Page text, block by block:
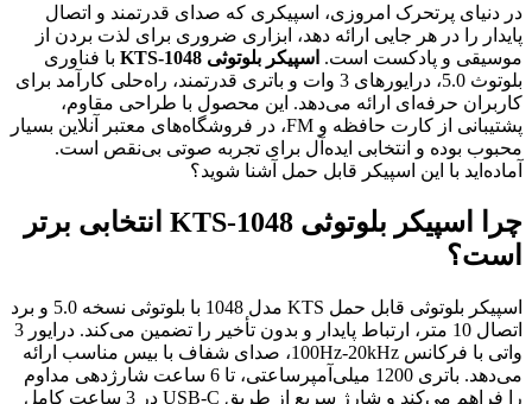
در دنیای پرتحرک امروزی، اسپیکری که صدای قدرتمند و اتصال
پایدار را در هر جایی ارائه دهد، ابزاری ضروری برای لذت بردن از
موسیقی و پادکست است. اسپیکر بلوتوثی KTS-1048
با فناوری
بلوتوث 5.0، درایورهای 3 وات و باتری قدرتمند، راه‌حلی کارآمد برای
کاربران حرفه‌ای ارائه می‌دهد. این محصول با طراحی مقاوم،
پشتیبانی از کارت حافظه و FM، در فروشگاه‌های معتبر آنلاین بسیار
محبوب بوده و انتخابی ایده‌آل برای تجربه صوتی بی‌نقص است.
آماده‌اید با این اسپیکر قابل حمل آشنا شوید؟
چرا اسپیکر بلوتوثی KTS-1048 انتخابی برتر
است؟
اسپیکر بلوتوثی قابل حمل KTS مدل 1048 با بلوتوثی نسخه 5.0 و برد
اتصال 10 متر، ارتباط پایدار و بدون تأخیر را تضمین می‌کند. درایور 3
واتی با فرکانس 100Hz-20kHz، صدای شفاف با بیس مناسب ارائه
می‌دهد. باتری 1200 میلی‌آمپرساعتی، تا 6 ساعت شارژدهی مداوم
را فراهم می‌کند و شارژ سریع از طریق USB-C در 3 ساعت کامل